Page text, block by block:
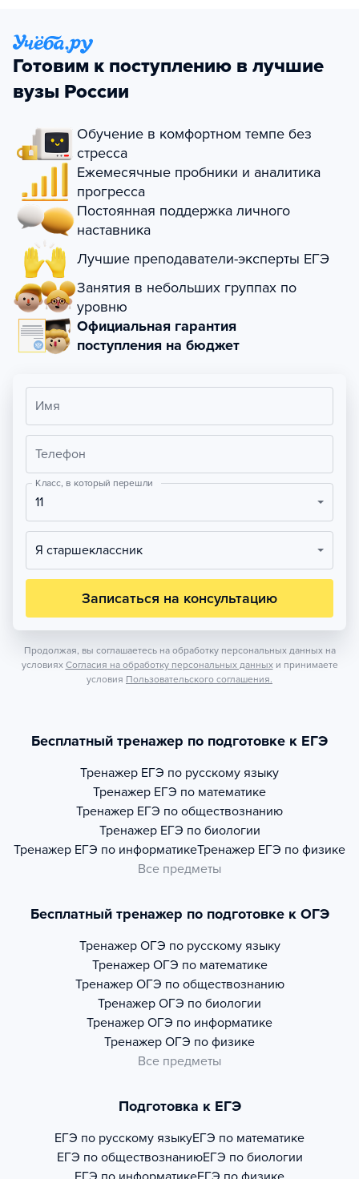
Готовим к поступлению в лучшие
вузы России
Обучение в комфортном темпе без
стресса
Ежемесячные пробники и аналитика
прогресса
Постоянная поддержка личного
наставника
Лучшие преподаватели-эксперты ЕГЭ
Занятия в небольших группах по
уровню
Официальная гарантия
поступления на бюджет
Имя
Телефон
Класс, в который перешли
11
Я старшеклассник
Записаться на консультацию
Продолжая, вы соглашаетесь на обработку персональных данных на
условиях Согласия на обработку персональных данных и принимаете
условия Пользовательского соглашения.
Бесплатный тренажер по подготовке к ЕГЭ
Тренажер ЕГЭ по русскому языку
Тренажер ЕГЭ по математике
Тренажер ЕГЭ по обществознанию
Тренажер ЕГЭ по биологии
Тренажер ЕГЭ по информатикеТренажер ЕГЭ по физике
Все предметы
Бесплатный тренажер по подготовке к ОГЭ
Тренажер ОГЭ по русскому языку
Тренажер ОГЭ по математике
Тренажер ОГЭ по обществознанию
Тренажер ОГЭ по биологии
Тренажер ОГЭ по информатике
Тренажер ОГЭ по физике
Все предметы
Подготовка к ЕГЭ
ЕГЭ по русскому языкуЕГЭ по математике
ЕГЭ по обществознаниюЕГЭ по биологии